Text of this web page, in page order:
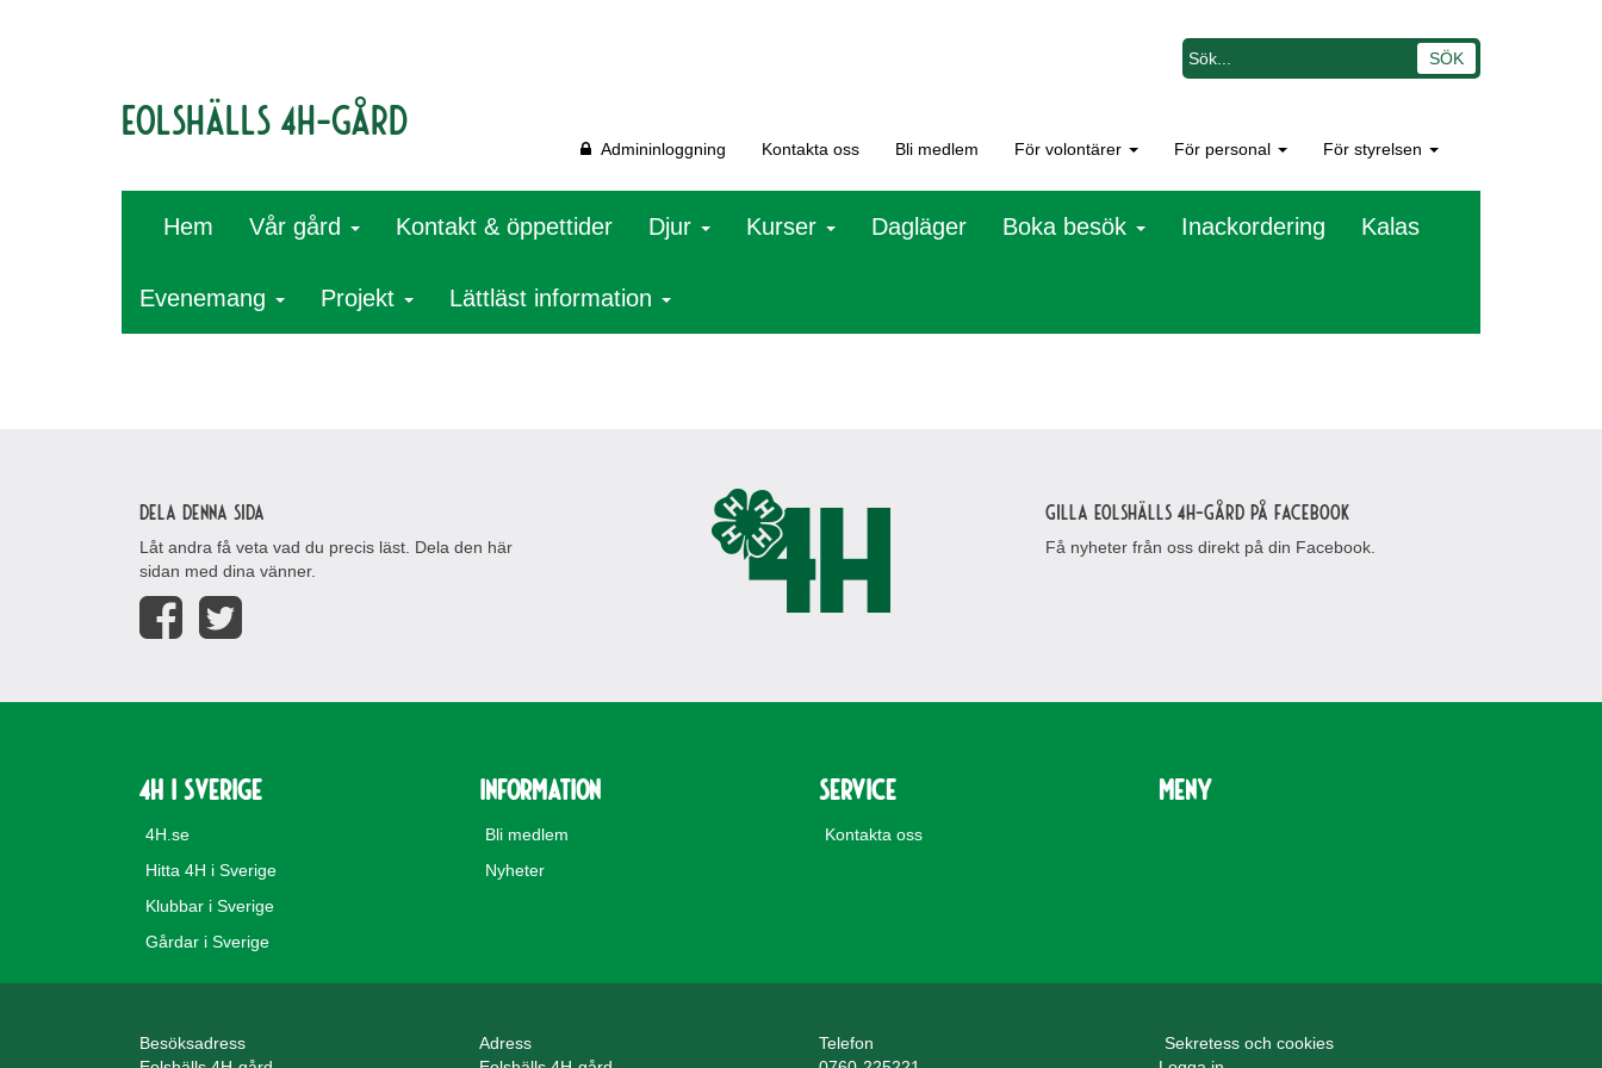
Eolshälls 4H-gård
Admininloggning Kontakta oss Bli medlem För volontärer För personal För styrelsen
Hem Vår gård Kontakt & öppettider Djur Kurser Dagläger Boka besök Inackordering Kalas
Evenemang Projekt Lättläst information
Dela denna sida
Låt andra få veta vad du precis läst. Dela den här
sidan med dina vänner.
Gilla Eolshälls 4H-gård på Facebook
Få nyheter från oss direkt på din Facebook.
4H i Sverige
4H.se
Hitta 4H i Sverige
Klubbar i Sverige
Gårdar i Sverige
Information
Bli medlem
Nyheter
Service
Kontakta oss
Meny
Besöksadress
Adress
Telefon
Sekretess och cookies